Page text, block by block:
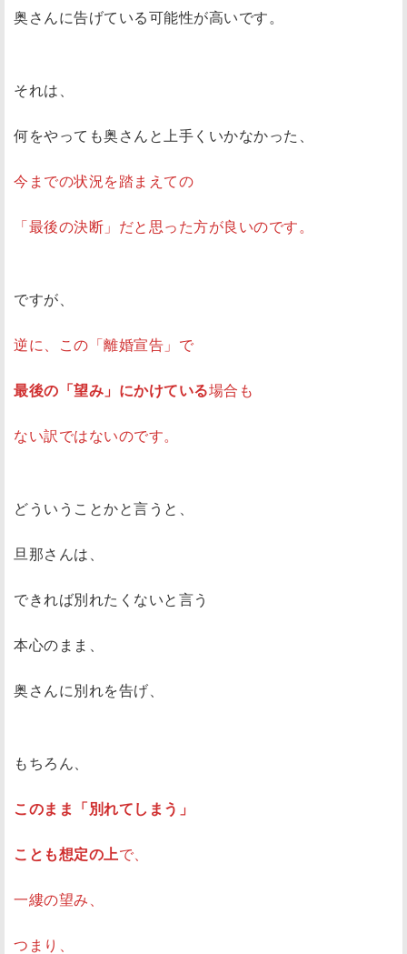
奥さんに告げている可能性が高いです。
それは、
何をやっても奥さんと上手くいかなかった、
今までの状況を踏まえての
「最後の決断」だと思った方が良いのです。
ですが、
逆に、この「離婚宣告」で
最後の「望み」にかけている場合も
ない訳ではないのです。
どういうことかと言うと、
旦那さんは、
できれば別れたくないと言う
本心のまま、
奥さんに別れを告げ、
もちろん、
このまま「別れてしまう」
ことも想定の上で、
一縷の望み、
つまり、